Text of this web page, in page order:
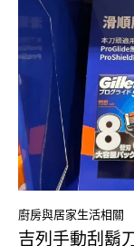
廚房與居家生活相關
吉列手動刮鬍